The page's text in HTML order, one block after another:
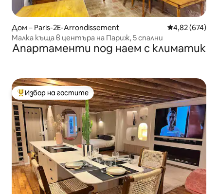
Дом – Paris-2E-Arrondissement Средна
4,82 (674)
Малка къща в центъра на Париж, 5 спални
Апартаменти под наем с климатик
Най-популярен избор на гостите
Избор на гостите